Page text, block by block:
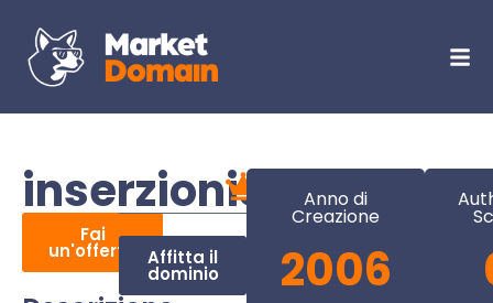
inserzionisti.eu
Fai
un'offerta Affitta il
dominio
Anno di
Creazione
2006